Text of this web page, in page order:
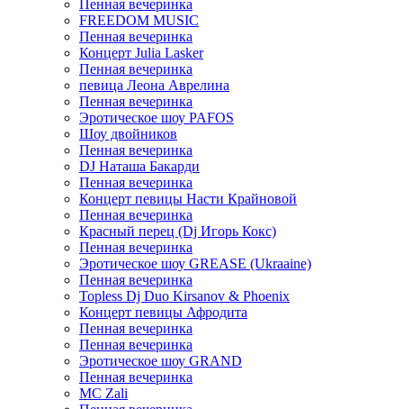
Пенная вечеринка
FREEDOM MUSIC
Пенная вечеринка
Концерт Julia Lasker
Пенная вечеринка
певица Леона Аврелина
Пенная вечеринка
Эротическое шоу PAFOS
Шоу двойников
Пенная вечеринка
DJ Наташа Бакарди
Пенная вечеринка
Концерт певицы Насти Крайновой
Пенная вечеринка
Красный перец (Dj Игорь Кокс)
Пенная вечеринка
Эротическое шоу GREASE (Ukraaine)
Пенная вечеринка
Topless Dj Duo Kirsanov & Phoenix
Концерт певицы Афродита
Пенная вечеринка
Пенная вечеринка
Эротическое шоу GRAND
Пенная вечеринка
MC Zali